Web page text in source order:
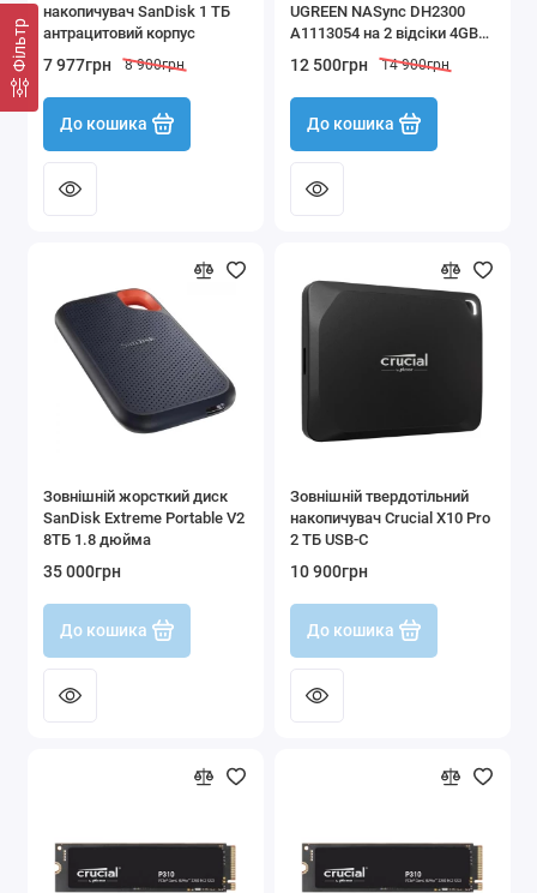
Фільтр
накопичувач SanDisk 1 ТБ
антрацитовий корпус
7 977грн 8 900грн
До кошика
UGREEN NASync DH2300
A1113054 на 2 відсіки 4GB
RAM 1xGbE 1xUSB-C 2xUSB-
A
12 500грн 14 900грн
До кошика
Зовнішній жорсткий диск
SanDisk Extreme Portable V2
8ТБ 1.8 дюйма
35 000грн
До кошика
Зовнішній твердотільний
накопичувач Crucial X10 Pro
2 ТБ USB-C
10 900грн
До кошика